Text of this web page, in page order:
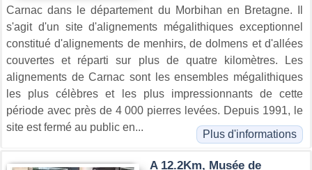
Carnac dans le département du Morbihan en Bretagne. Il
s'agit d'un site d'alignements mégalithiques exceptionnel
constitué d'alignements de menhirs, de dolmens et d'allées
couvertes et réparti sur plus de quatre kilomètres. Les
alignements de Carnac sont les ensembles mégalithiques
les plus célèbres et les plus impressionnants de cette
période avec près de 4 000 pierres levées. Depuis 1991, le
site est fermé au public en...
Plus d'informations
A 12.2Km, Musée de